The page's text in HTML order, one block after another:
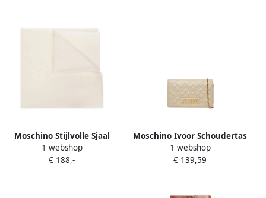
Moschino Stijlvolle Sjaal
voor Modieuze Look Beige
Dames
1 webshop
€ 188,-
Moschino Ivoor Schoudertas
met Gouden Details Beige
Dames
1 webshop
€ 139,59